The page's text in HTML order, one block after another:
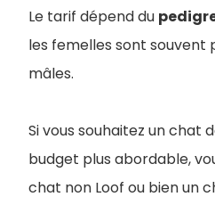
Le tarif dépend du
les femelles sont souvent
mâles.
Si vous souhaitez un chat
budget plus abordable,
chat non Loof ou bien un